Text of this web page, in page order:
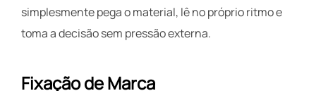
simplesmente pega o material, lê no próprio ritmo e
toma a decisão sem pressão externa.
Fixação de Marca